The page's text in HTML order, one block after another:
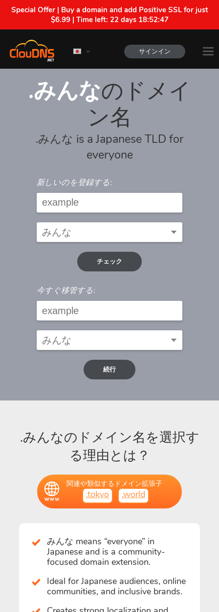
Special Offer | Buy a domain and add Positive SSL for just
$6.99 | Time left: 22 days 18:52:47
サインイン
.みんなのドメイ
ン名
.みんな is a Japanese TLD for
everyone
新しいのを登録する:
チェック
今すぐ移管する:
続行
.みんなのドメイン名を選択す
る理由とは？
関連や類似するドメイン拡張子
.tokyo .world
みんな means “everyone” in
Japanese and is a community-
focused domain extension.
Ideal for Japanese audiences, online
communities, and inclusive brands.